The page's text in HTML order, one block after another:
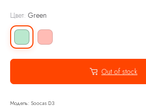
Цвет: Green
Out of stock
Модель: Soocas D3